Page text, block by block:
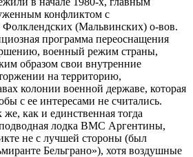
конфликтом с
Фолклендских (Мальвинских) о-вов.
программа переоснащения
военный режим страны,
образом свои внутренние
на территорию,
колонии военной державе, которая
с ее интересами не считались.
как и единственная тогда
лодка ВМС Аргентины,
не с лучшей стороны (был
Бельграно»), хотя воздушные